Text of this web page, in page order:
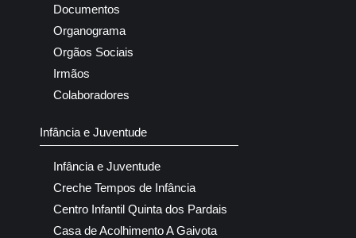
Documentos
Organograma
Orgãos Sociais
Irmãos
Colaboradores
Infância e Juventude
Infância e Juventude
Creche Tempos de Infância
Centro Infantil Quinta dos Pardais
Casa de Acolhimento A Gaivota